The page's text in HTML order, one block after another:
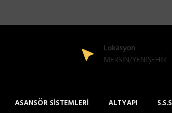
Lokasyon
MERSİN/YENİŞEHİR
ASANSÖR SİSTEMLERİ ALTYAPI S.S.S